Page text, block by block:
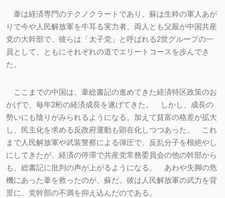
葦は経済専門のテクノクラートであり、蘇は生粋の軍人あが
りで今や人民解放軍を牛耳る実力者。両人とも父親が中国共産
党の大幹部で、彼らは「太子党」と呼ばれる2世グループの一
員として、ともにそれぞれの道でエリートコースを歩んでき
た。
ここまでの中国は、葦総書記の進めてきた経済特区政策のお
かげで、毎年2桁の経済成長を遂げてきた。 しかし、成長の
勢いにも陰りがみられるようになる。加えて貧富の格差が拡大
し、民主化を求める反政府運動も顕在化しつつあった。 これ
まで人民解放軍や武装警察による弾圧で、反乱分子を根絶やし
にしてきたが、経済の停滞で共産党常務委員会の他の幹部から
も、総書記に批判の声が上がるようになる。 あわや失脚の危
機にあった葦を救ったのが、蘇だ。彼は人民解放軍の武力を背
景に、党幹部の不満を抑え込んだのである。